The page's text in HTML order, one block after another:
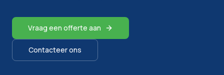
Vraag een offerte aan
Contacteer ons